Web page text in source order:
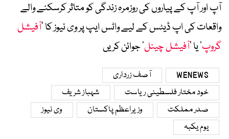
آپ اور آپ کے پیاروں کی روزمرہ زندگی کو متاثر کرسکنے والے
واقعات کی اپ ڈیٹس کے لیے واٹس ایپ پر وی نیوز کا ’آفیشل
گروپ‘ یا ’آفیشل چینل‘ جوائن کریں
WENEWS
آصف زرداری
خود مختار فلسطینی ریاست
شہباز شریف
صدر مملکت
وزیراعظم پاکستان
وی نیوز
یوم یکبہ